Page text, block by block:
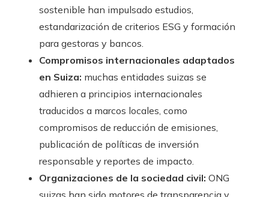
sostenible han impulsado estudios,
estandarización de criterios ESG y formación
para gestoras y bancos.
Compromisos internacionales adaptados
en Suiza: muchas entidades suizas se
adhieren a principios internacionales
traducidos a marcos locales, como
compromisos de reducción de emisiones,
publicación de políticas de inversión
responsable y reportes de impacto.
Organizaciones de la sociedad civil: ONG